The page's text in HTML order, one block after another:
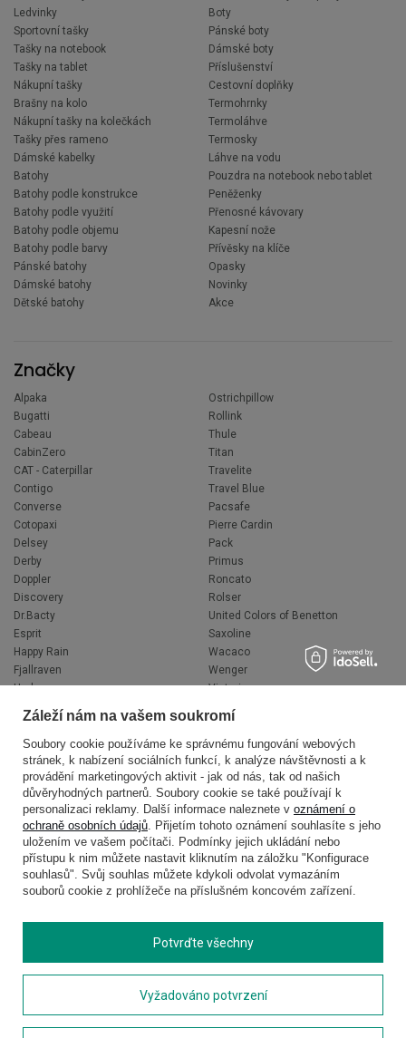
Ledvinky
Sportovní tašky
Tašky na notebook
Tašky na tablet
Nákupní tašky
Brašny na kolo
Nákupní tašky na kolečkách
Tašky přes rameno
Dámské kabelky
Batohy
Batohy podle konstrukce
Batohy podle využití
Batohy podle objemu
Batohy podle barvy
Pánské batohy
Dámské batohy
Dětské batohy
Boty
Pánské boty
Dámské boty
Příslušenství
Cestovní doplňky
Termohrnky
Termoláhve
Termosky
Láhve na vodu
Pouzdra na notebook nebo tablet
Peněženky
Přenosné kávovary
Kapesní nože
Přívěsky na klíče
Opasky
Novinky
Akce
Značky
Alpaka
Bugatti
Cabeau
CabinZero
CAT - Caterpillar
Contigo
Converse
Cotopaxi
Delsey
Derby
Doppler
Discovery
Dr.Bacty
Esprit
Happy Rain
Fjallraven
Hedgren
Herschel
Jeep
Knirps
LEGO
National Geographic
Ogio
Ostrichpillow
Rollink
Thule
Titan
Travelite
Travel Blue
Pacsafe
Pierre Cardin
Pack
Primus
Roncato
Rolser
United Colors of Benetton
Saxoline
Wacaco
Wenger
Victorinox
Volkswagen
XD Design
Zojirushi
Muitomas
FLYNKA
VANS
Copyright © 2026 delcaso.cz. Všechna práva vyhrazena.
Zásady ochrany osobních údajů
Spravovat soubory cookie
Záleží nám na vašem soukromí
Soubory cookie používáme ke správnému fungování webových
stránek, k nabízení sociálních funkcí, k analýze návštěvnosti a k
provádění marketingových aktivit - jak od nás, tak od našich
důvěryhodných partnerů. Soubory cookie se také používají k
personalizaci reklamy. Další informace naleznete v oznámení o
ochraně osobních údajů. Přijetím tohoto oznámení souhlasíte s jeho
uložením ve vašem počítači. Podmínky jejich ukládání nebo
přístupu k nim můžete nastavit kliknutím na záložku "Konfigurace
souhlasů". Svůj souhlas můžete kdykoli odvolat vymazáním
souborů cookie z prohlížeče na příslušném koncovém zařízení.
Vyžadováno potvrzení
Potvrďte všechny